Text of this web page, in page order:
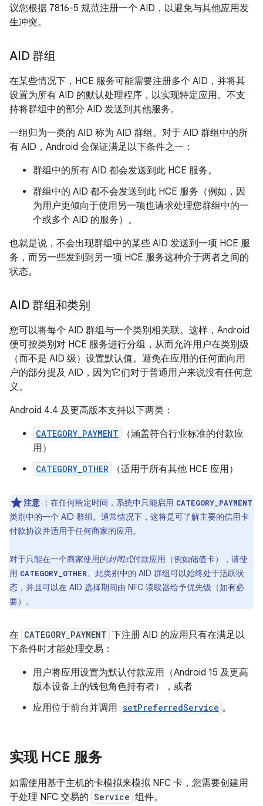
议您根据 7816-5 规范注册一个 AID，以避免与其他应用发
生冲突。
AID 群组
在某些情况下，HCE 服务可能需要注册多个 AID，并将其
设置为所有 AID 的默认处理程序，以实现特定应用。不支
持将群组中的部分 AID 发送到其他服务。
一组归为一类的 AID 称为 AID 群组。对于 AID 群组中的所
有 AID，Android 会保证满足以下条件之一：
群组中的所有 AID 都会发送到此 HCE 服务。
群组中的 AID 都不会发送到此 HCE 服务（例如，因
为用户更倾向于使用另一项也请求处理您群组中的一
个或多个 AID 的服务）。
也就是说，不会出现群组中的某些 AID 发送到一项 HCE 服
务，而另一些发到到另一项 HCE 服务这种介于两者之间的
状态。
AID 群组和类别
您可以将每个 AID 群组与一个类别相关联。这样，Android
便可按类别对 HCE 服务进行分组，从而允许用户在类别级
（而不是 AID 级）设置默认值。避免在应用的任何面向用
户的部分提及 AID，因为它们对于普通用户来说没有任何意
义。
Android 4.4 及更高版本支持以下两类：
CATEGORY_PAYMENT
（涵盖符合行业标准的付款应
用）
CATEGORY_OTHER （适用于所有其他 HCE 应用）
注意 ：在任何给定时间，系统中只能启用 CATEGORY_PAYMENT
类别中的一个 AID 群组。通常情况下，这将是可了解主要的信用卡
付款协议并适用于任何商家的应用。
对于只能在一个商家使用的封闭式付款应用（例如储值卡），请使
用 CATEGORY_OTHER。此类别中的 AID 群组可以始终处于活跃状
态，并且可以在 AID 选择期间由 NFC 读取器给予优先级（如有必
要）。
在 CATEGORY_PAYMENT 下注册 AID 的应用只有在满足以
下条件时才能处理交易：
用户将应用设置为默认付款应用（Android 15 及更高
版本设备上的钱包角色持有者），或者
应用位于前台并调用 setPreferredService 。
实现 HCE 服务
如需使用基于主机的卡模拟来模拟 NFC 卡，您需要创建用
于处理 NFC 交易的 Service 组件。